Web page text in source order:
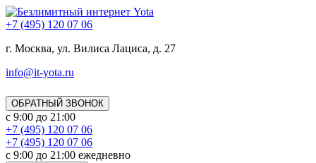
+7 (495) 120 07 06
г. Москва, ул. Вилиса Лациса, д. 27
info@it-yota.ru
ОБРАТНЫЙ ЗВОНОК
с 9:00 до 21:00
+7 (495) 120 07 06
+7 (495) 120 07 06
с 9:00 до 21:00 ежедневно